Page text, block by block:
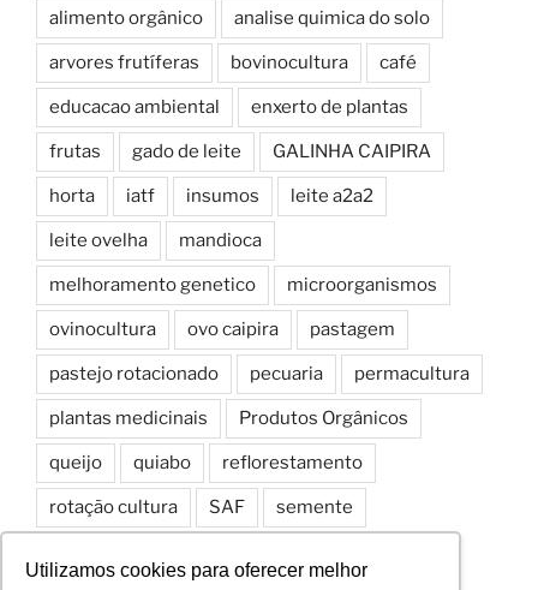
Utilizamos cookies para oferecer melhor
alimento orgânico analise quimica do solo
arvores frutíferas bovinocultura café
educacao ambiental enxerto de plantas
frutas gado de leite GALINHA CAIPIRA
horta iatf insumos leite a2a2
leite ovelha mandioca
melhoramento genetico microorganismos
ovinocultura ovo caipira pastagem
pastejo rotacionado pecuaria permacultura
plantas medicinais Produtos Orgânicos
queijo quiabo reflorestamento
rotação cultura SAF semente